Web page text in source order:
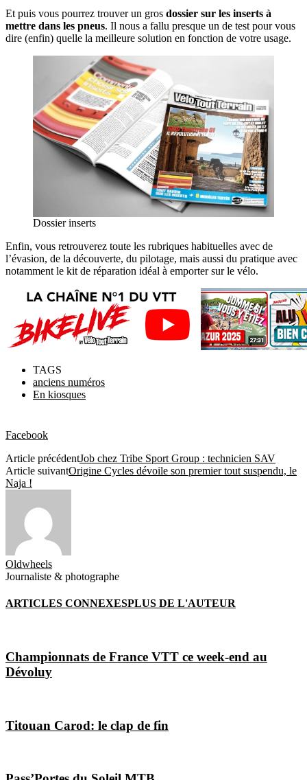
Et puis vous pourrez trouver un gros dossier sur les inserts à
mettre dans les pneus. Il nous a fallu presque un de test pour vous
dire (enfin) quelle la meilleure solution en fonction de votre usage.
Dossier inserts
Enfin, vous retrouverez toute les rubriques habituelles avec de
l’évasion, de la découverte, du pilotage, mais aussi du pratique avec
notamment le kit de réparation idéal à emporter sur le vélo.
TAGS
anciens numéros
En kiosques
Facebook
Article précédentJob chez Tribe Sport Group : technicien SAV
Article suivantOrigine Cycles dévoile son premier tout suspendu, le
Naja !
Oldwheels
Journaliste & photographe
ARTICLES CONNEXESPLUS DE L'AUTEUR
Championnats de France VTT ce week-end au
Dévoluy
Titouan Carod: le clap de fin